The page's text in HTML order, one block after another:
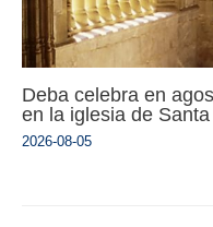
Deba celebra en
en la iglesia de
2026-08-05